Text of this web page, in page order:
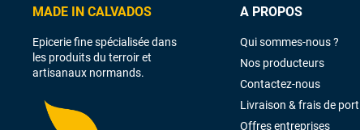
MADE IN CALVADOS
Epicerie fine spécialisée dans
les produits du terroir et
artisanaux normands.
A PROPOS
Qui sommes-nous ?
Nos producteurs
Contactez-nous
Livraison & frais de port
Offres entreprises